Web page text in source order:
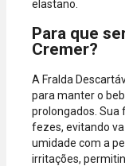
elastano.
Para que
Cremer?
A Fralda
para manter o
prolongados. Sua
fezes, evitando
umidade com a
irritações,